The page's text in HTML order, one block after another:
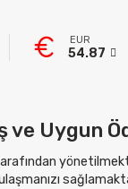
EUR
54.87
ve Uygun